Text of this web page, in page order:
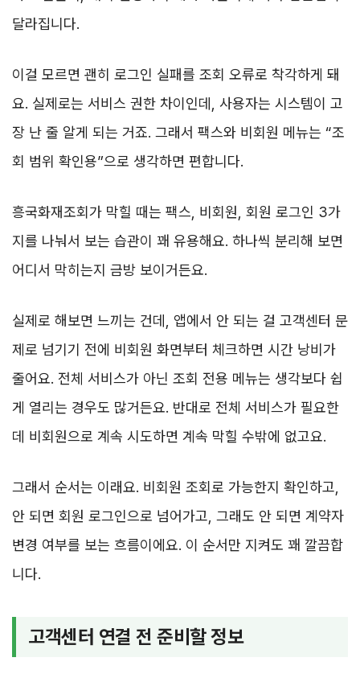
달라집니다.
이걸 모르면 괜히 로그인 실패를 조회 오류로 착각하게 돼
요. 실제로는 서비스 권한 차이인데, 사용자는 시스템이 고
장 난 줄 알게 되는 거죠. 그래서 팩스와 비회원 메뉴는 “조
회 범위 확인용”으로 생각하면 편합니다.
흥국화재조회가 막힐 때는 팩스, 비회원, 회원 로그인 3가
지를 나눠서 보는 습관이 꽤 유용해요. 하나씩 분리해 보면
어디서 막히는지 금방 보이거든요.
실제로 해보면 느끼는 건데, 앱에서 안 되는 걸 고객센터 문
제로 넘기기 전에 비회원 화면부터 체크하면 시간 낭비가
줄어요. 전체 서비스가 아닌 조회 전용 메뉴는 생각보다 쉽
게 열리는 경우도 많거든요. 반대로 전체 서비스가 필요한
데 비회원으로 계속 시도하면 계속 막힐 수밖에 없고요.
그래서 순서는 이래요. 비회원 조회로 가능한지 확인하고,
안 되면 회원 로그인으로 넘어가고, 그래도 안 되면 계약자
변경 여부를 보는 흐름이에요. 이 순서만 지켜도 꽤 깔끔합
니다.
고객센터 연결 전 준비할 정보